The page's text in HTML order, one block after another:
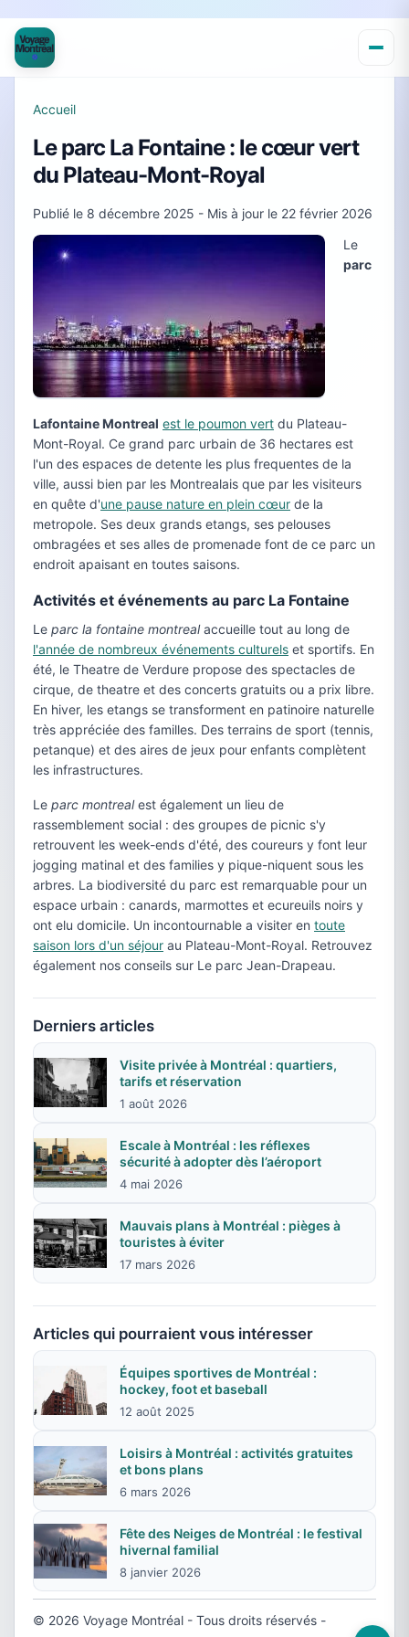
Accueil
Le parc La Fontaine : le cœur vert
du Plateau-Mont-Royal
Publié le 8 décembre 2025 - Mis à jour le 22 février 2026
Le
parc
Lafontaine Montreal est le poumon vert du Plateau-
Mont-Royal. Ce grand parc urbain de 36 hectares est
l'un des espaces de detente les plus frequentes de la
ville, aussi bien par les Montrealais que par les visiteurs
en quête d'une pause nature en plein cœur de la
metropole. Ses deux grands etangs, ses pelouses
ombragées et ses alles de promenade font de ce parc un
endroit apaisant en toutes saisons.
Activités et événements au parc La Fontaine
Le parc la fontaine montrealaccueille tout au long de
l'année de nombreux événements culturels et sportifs. En
été, le Theatre de Verdure propose des spectacles de
cirque, de theatre et des concerts gratuits ou a prix libre.
En hiver, les etangs se transforment en patinoire naturelle
très appréciée des familles. Des terrains de sport (tennis,
petanque) et des aires de jeux pour enfants complètent
les infrastructures.
Le parc montrealest également un lieu de
rassemblement social : des groupes de picnic s'y
retrouvent les week-ends d'été, des coureurs y font leur
jogging matinal et des families y pique-niquent sous les
arbres. La biodiversité du parc est remarquable pour un
espace urbain : canards, marmottes et ecureuils noirs y
ont elu domicile. Un incontournable a visiter en toute
saison lors d'un séjour au Plateau-Mont-Royal. Retrouvez
également nos conseils sur Le parc Jean-Drapeau.
Derniers articles
Visite privée à Montréal : quartiers,
tarifs et réservation
1 août 2026
Escale à Montréal : les réflexes
sécurité à adopter dès l’aéroport
4 mai 2026
Mauvais plans à Montréal : pièges à
touristes à éviter
17 mars 2026
Articles qui pourraient vous intéresser
Équipes sportives de Montréal :
hockey, foot et baseball
12 août 2025
Loisirs à Montréal : activités gratuites
et bons plans
6 mars 2026
Fête des Neiges de Montréal : le festival
hivernal familial
8 janvier 2026
© 2026 Voyage Montréal - Tous droits réservés -